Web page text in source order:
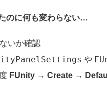
のに何も変わらない…
いか確認
や
FUnity → Create →